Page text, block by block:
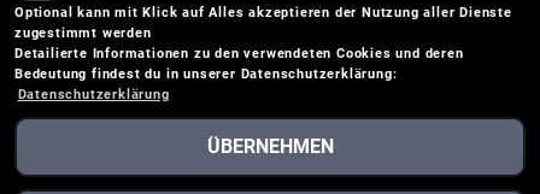
Optional kann mit Klick auf Alles akzeptieren der Nutzung aller Dienste
zugestimmt werden
Detailierte Informationen zu den verwendeten Cookies und deren
Bedeutung findest du in unserer Datenschutzerklärung:
Datenschutzerklärung
ÜBERNEHMEN